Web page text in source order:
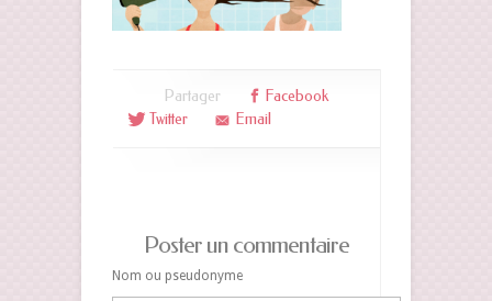
Partager
Facebook
Twitter
Email
Poster un commentaire
Nom ou pseudonyme